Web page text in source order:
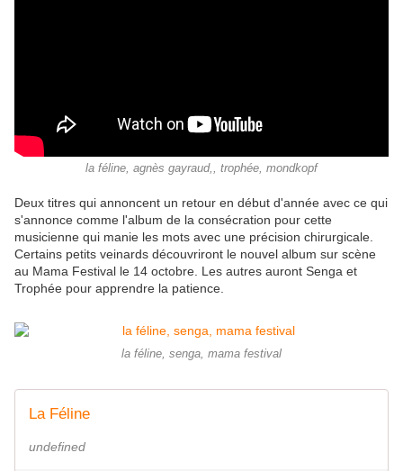
la féline, agnès gayraud,, trophée, mondkopf
Deux titres qui annoncent un retour en début d'année avec ce qui
s'annonce comme l'album de la consécration pour cette
musicienne qui manie les mots avec une précision chirurgicale.
Certains petits veinards découvriront le nouvel album sur scène
au Mama Festival le 14 octobre. Les autres auront Senga et
Trophée pour apprendre la patience.
la féline, senga, mama festival
La Féline
undefined